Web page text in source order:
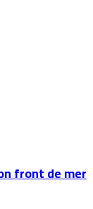
front de mer